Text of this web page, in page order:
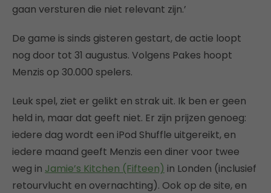
gaan versturen die niet relevant zijn.’
De game is sinds gisteren gestart, de actie loopt
nog door tot 31 augustus. Volgens Pakes hoopt
Menzis op 30.000 spelers.
Leuk spel, ziet er gelikt en strak uit. Ik ben er geen
held in, maar dat geeft niet. Er zijn prijzen genoeg:
iedere dag wordt een iPod Shuffle uitgereikt, en
iedere maand geeft Menzis een diner voor twee
weg in Jamie’s Kitchen (Fifteen) in Londen (inclusief
retourvlucht en overnachting). Ook op de site, en